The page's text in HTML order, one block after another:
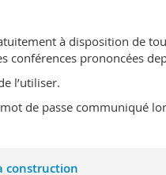
à disposition de
conférences prononcées
l’utiliser.
de passe communiqué
construction